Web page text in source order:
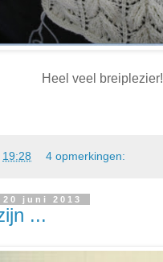
Heel veel breiplezier!
19:28 4 opmerkingen:
juni 2013
...